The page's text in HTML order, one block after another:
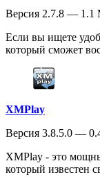
Версия 2.7.8 — 1.1
Если вы ищете
который сможет
XMPlay
Версия 3.8.5.0 —
XMPlay - это
который известен